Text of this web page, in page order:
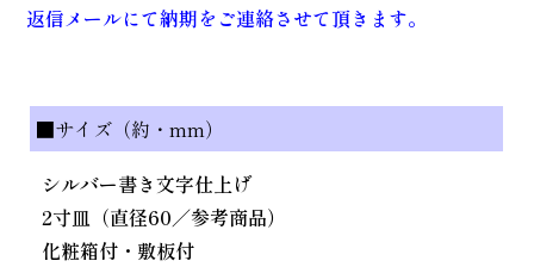
返信メールにて納期をご連絡させて頂きます。
■サイズ（約・mm）
シルバー書き文字仕上げ
2寸皿（直径60／参考商品）
化粧箱付・敷板付